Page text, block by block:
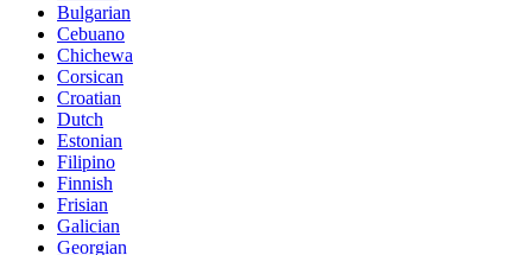
Bulgarian
Cebuano
Chichewa
Corsican
Croatian
Dutch
Estonian
Filipino
Finnish
Frisian
Galician
Georgian